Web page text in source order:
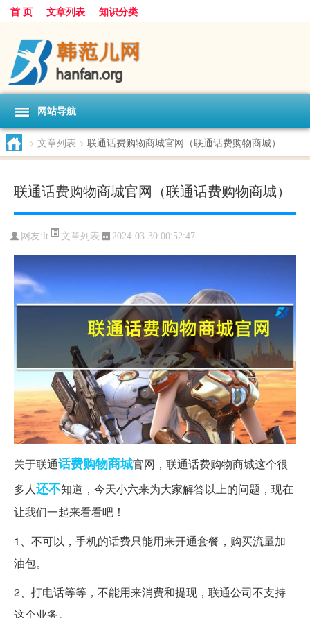
首 页 文章列表 知识分类
网站导航
> 文章列表 > 联通话费购物商城官网（联通话费购物商城）
联通话费购物商城官网（联通话费购物商城）
网友: lt 文章列表 2024-03-30 00:52:47
关于联通话费购物商城官网，联通话费购物商城这个很
多人还不知道，今天小六来为大家解答以上的问题，现在
让我们一起来看看吧！
1、不可以，手机的话费只能用来开通套餐，购买流量加
油包。
2、打电话等等，不能用来消费和提现，联通公司不支持
这个业务。